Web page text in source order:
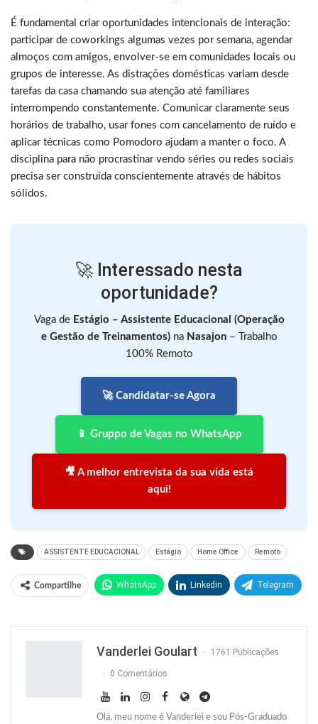
É fundamental criar oportunidades intencionais de interação:
participar de coworkings algumas vezes por semana, agendar
almoços com amigos, envolver-se em comunidades locais ou
grupos de interesse. As distrações domésticas variam desde
tarefas da casa chamando sua atenção até familiares
interrompendo constantemente. Comunicar claramente seus
horários de trabalho, usar fones com cancelamento de ruído e
aplicar técnicas como Pomodoro ajudam a manter o foco. A
disciplina para não procrastinar vendo séries ou redes sociais
precisa ser construída conscientemente através de hábitos
sólidos.
🚀 Interessado nesta
oportunidade?
Vaga de Estágio – Assistente Educacional (Operação
e Gestão de Treinamentos)na Nasajon– Trabalho
100% Remoto
🚀 Candidatar-se Agora
📱 Gruppo de Vagas no WhatsApp
🎥 A melhor entrevista da sua vida está
aqui!
ASSISTENTE EDUCACIONAL Estágio Home Office Remoto
Compartilhe WhatsApp Linkedin Telegram
Vanderlei Goulart 1761 Publicações
0 Comentários
Olá, meu nome é Vanderlei e sou Pós-Graduado